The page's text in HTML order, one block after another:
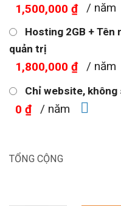
1,500,000 ₫ / năm
Hosting 2GB + Tên
quản trị
1,800,000 ₫ / năm
Chỉ website,
0 ₫ / năm
TỔNG CỘNG